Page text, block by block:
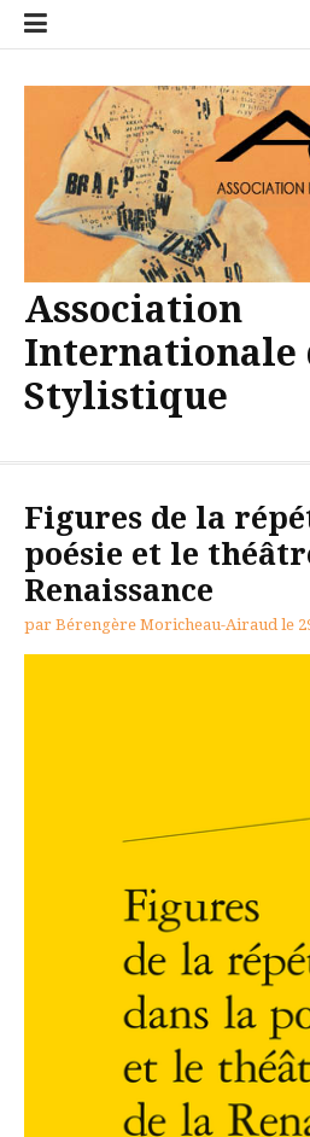
Aller
Association
Internationale
Stylistique
Figures de la
poésie et le
Renaissance
par Bérengère Moricheau-Airaud le